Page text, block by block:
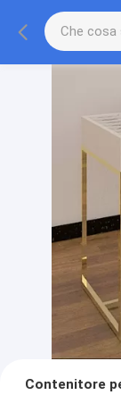
Contenitore